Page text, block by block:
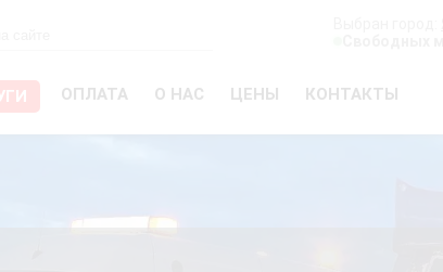
ОПЛАТА О НАС ЦЕНЫ КОНТАКТЫ